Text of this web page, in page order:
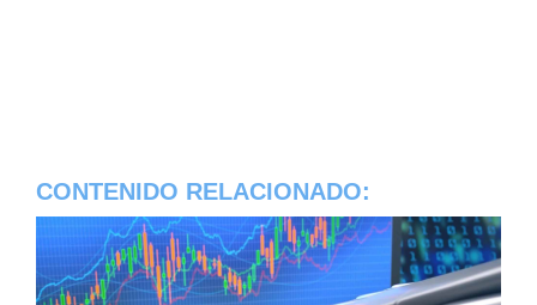
CONTENIDO RELACIONADO: